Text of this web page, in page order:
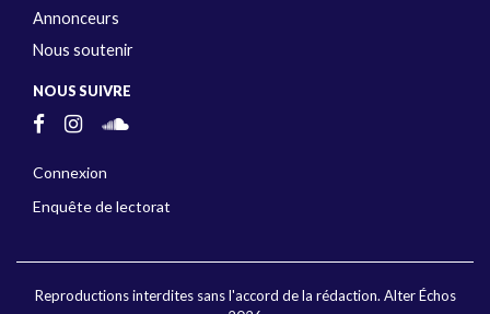
Annonceurs
Nous soutenir
NOUS SUIVRE
Connexion
Enquête de lectorat
Reproductions interdites sans l'accord de la rédaction. Alter Échos